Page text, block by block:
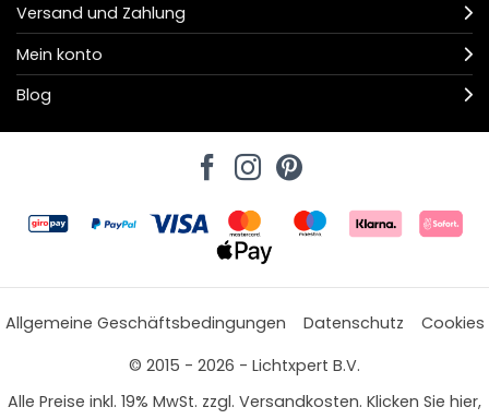
Versand und Zahlung
Mein konto
Blog
Allgemeine Geschäftsbedingungen Datenschutz
Cookies
© 2015 - 2026 - Lichtxpert B.V.
Alle Preise inkl. 19% MwSt. zzgl. Versandkosten. Klicken Sie hier,